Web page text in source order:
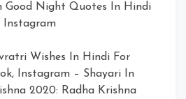
Good Night Quotes In Hindi
Instagram
Wishes In Hindi For
Instagram – Shayari In
2020: Radha Krishna